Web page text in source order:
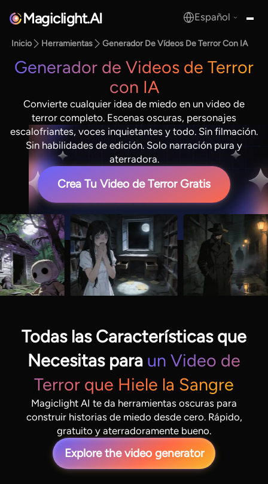
Magiclight.AI Español
Inicio Herramientas Generador De Vídeos De Terror Con IA
Generador de Videos de Terror
con IA
Convierte cualquier idea de miedo en un video de
terror completo. Escenas oscuras, personajes
escalofriantes, voces inquietantes y todo. Sin filmación.
Sin habilidades de edición. Solo narración pura y
aterradora.
Crea Tu Video de Terror Gratis
Todas las Características que
Necesitas para un Video de
Terror que Hiele la Sangre
Magiclight AI te da herramientas oscuras para
construir historias de miedo desde cero. Rápido,
gratuito y aterradoramente bueno.
Explore the video generator